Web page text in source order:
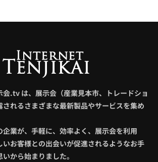
会.tv は、展示会（産業見本市、トレードショ
されるさまざまな最新製品やサービスを集め
企業が、手軽に、効率よく、展示会を利用
いお客様との出会いが促進されるようなお手
から始まりました。